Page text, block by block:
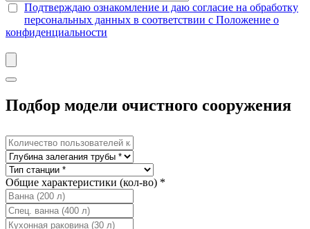
Подтверждаю ознакомление и даю согласие на обработку
персональных данных в соответствии с Положение о
конфиденциальности
Подбор модели очистного сооружения
Общие характеристики (кол-во) *